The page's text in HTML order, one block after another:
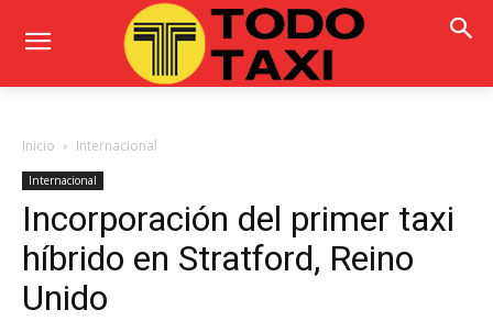
Inicio Internacional
Internacional
Incorporación del primer taxi
híbrido en Stratford, Reino
Unido